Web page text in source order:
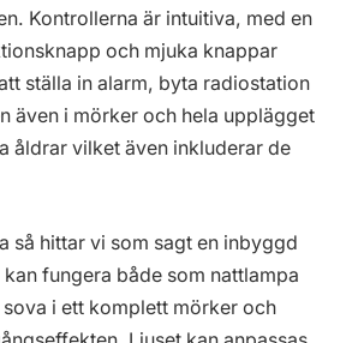
Kontrollerna är intuitiva, med en
och mjuka knappar
ställa in alarm, byta radiostation
även i mörker och hela upplägget
åldrar vilket även inkluderar de
så hittar vi som sagt en inbyggd
fungera både som nattlampa
i ett komplett mörker och